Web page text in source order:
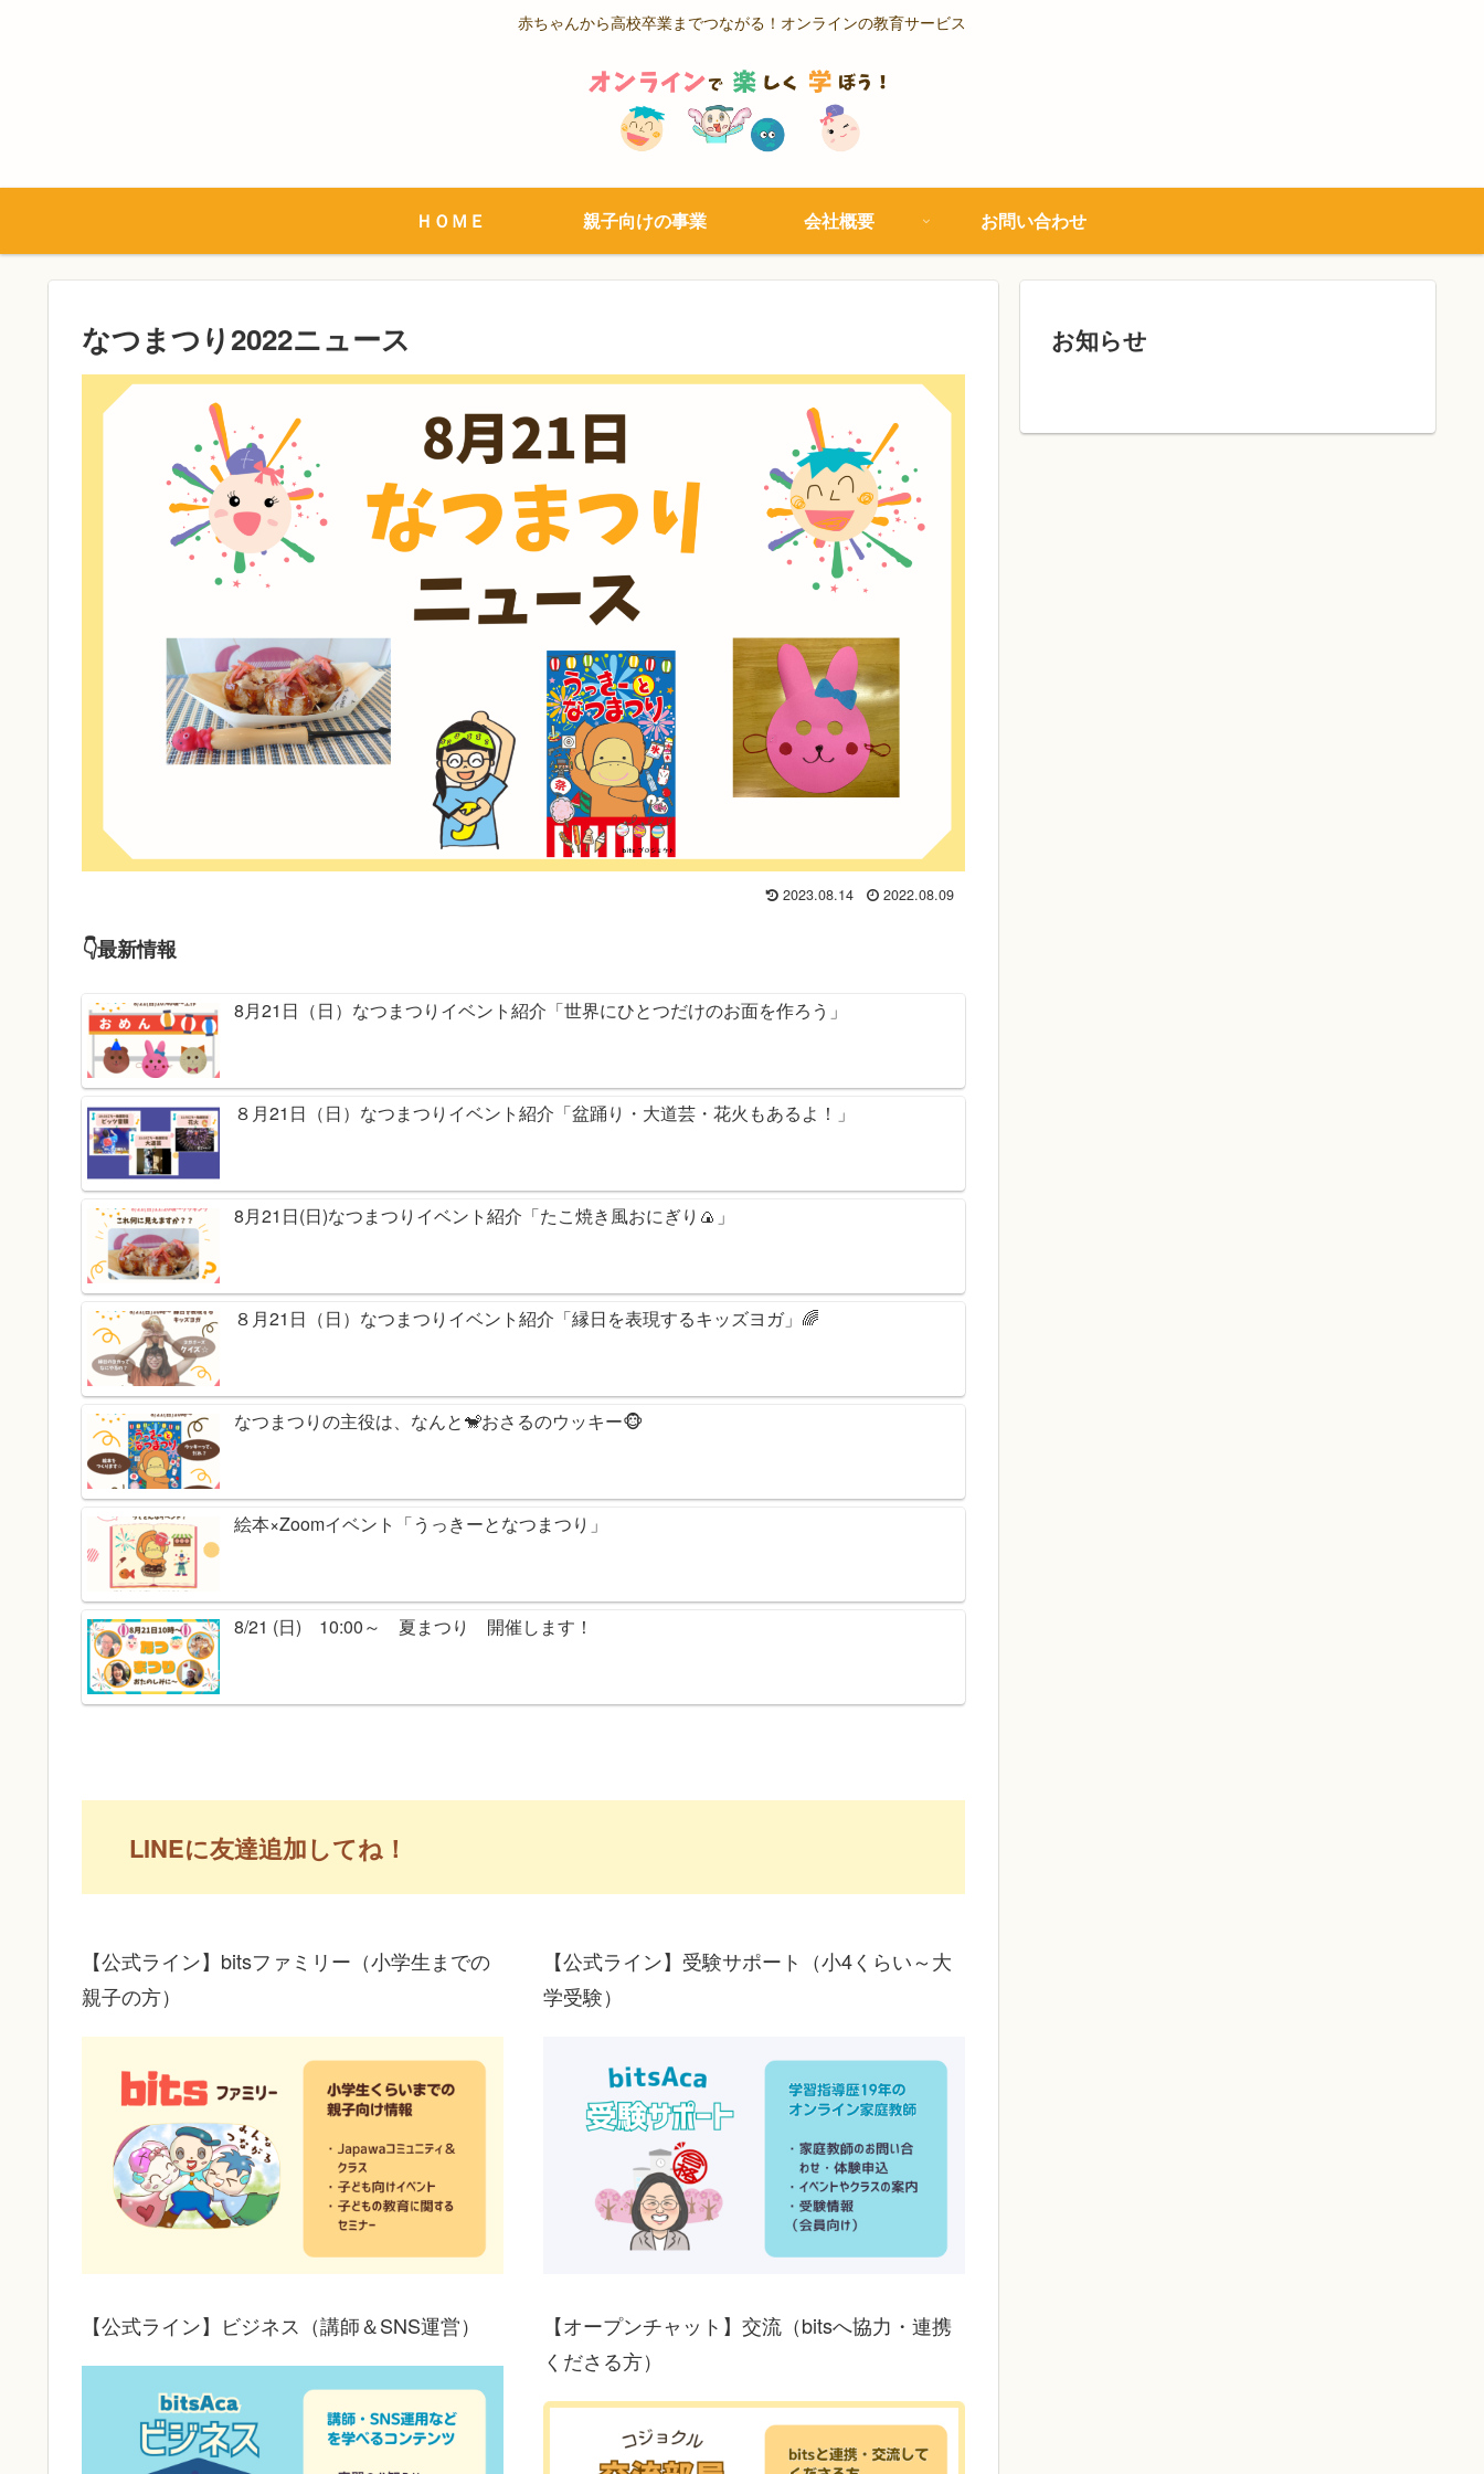
赤ちゃんから高校卒業までつながる！オンラインの教育サービス
ＨＯＭＥ 親子向けの事業 会社概要 お問い合わせ
なつまつり2022ニュース
2023.08.14 2022.08.09
👇最新情報
8月21日（日）なつまつりイベント紹介「世界にひとつだけのお面を作ろう」
８月21日（日）なつまつりイベント紹介「盆踊り・大道芸・花火もあるよ！」
8月21日(日)なつまつりイベント紹介「たこ焼き風おにぎり🍙」
８月21日（日）なつまつりイベント紹介「縁日を表現するキッズヨガ」🌈
なつまつりの主役は、なんと🐒おさるのウッキー🐵
絵本×Zoomイベント「うっきーとなつまつり」
8/21 (日) 10:00～ 夏まつり 開催します！
LINEに友達追加してね！
【公式ライン】bitsファミリー（小学生までの
親子の方）
【公式ライン】ビジネス（講師＆SNS運営）
【公式ライン】受験サポート（小4くらい～大
学受験）
【オープンチャット】交流（bitsへ協力・連携
くださる方）
お知らせ